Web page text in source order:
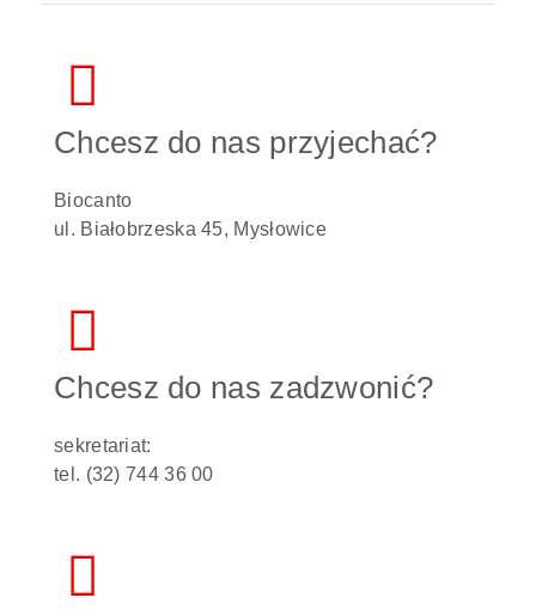
Chcesz do nas przyjechać?
Biocanto
ul. Białobrzeska 45, Mysłowice
Chcesz do nas zadzwonić?
sekretariat:
tel. (32) 744 36 00